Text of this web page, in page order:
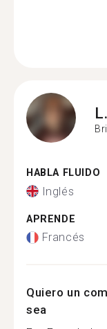
L.
HABLA FLUIDO
Inglés
APRENDE
Francés
Quiero un
sea